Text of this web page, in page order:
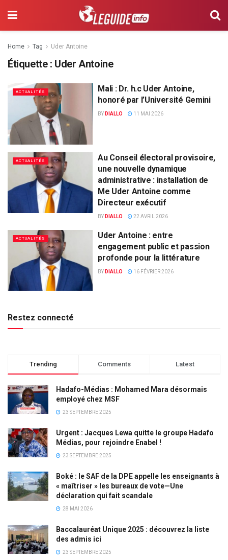
Home Tag Uder Antoine
Étiquette : Uder Antoine
ACTUALITÉS
Mali : Dr. h.c Uder Antoine,
honoré par l’Université Gemini
BY DIALLO 11 MAI 2026
ACTUALITÉS
Au Conseil électoral provisoire,
une nouvelle dynamique
administrative : installation de
Me Uder Antoine comme
Directeur exécutif
BY DIALLO 22 AVRIL 2026
ACTUALITÉS
Uder Antoine : entre
engagement public et passion
profonde pour la littérature
BY DIALLO 16 FÉVRIER 2026
Restez connecté
Trending Comments Latest
Hadafo-Médias : Mohamed Mara désormais
employé chez MSF
23 SEPTEMBRE 2025
Urgent : Jacques Lewa quitte le groupe Hadafo
Médias, pour rejoindre Enabel !
23 SEPTEMBRE 2025
Boké : le SAF de la DPE appelle les enseignants à
« maîtriser » les bureaux de vote—Une
déclaration qui fait scandale
28 MAI 2026
Baccalauréat Unique 2025 : découvrez la liste
des admis ici
23 SEPTEMBRE 2025